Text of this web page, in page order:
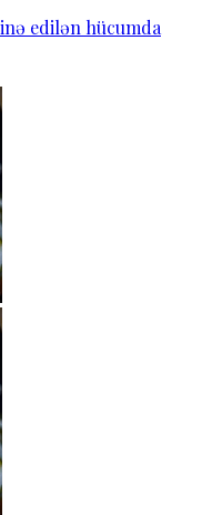
edilən hücumda